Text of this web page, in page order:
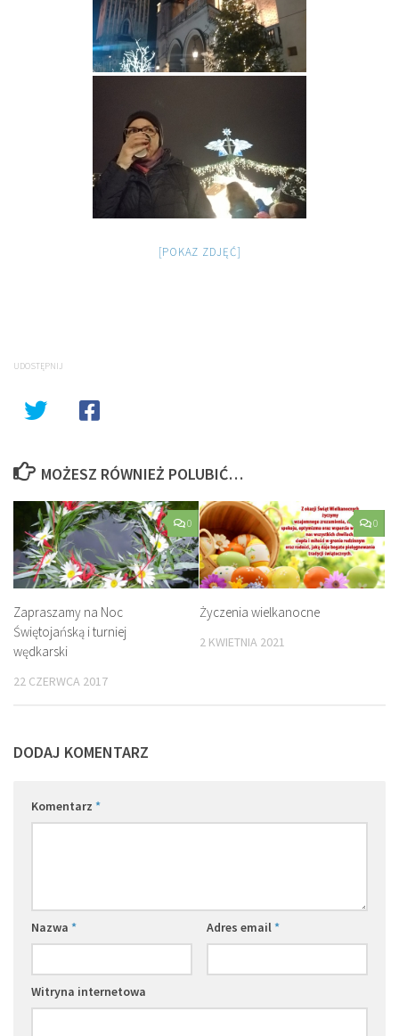
[POKAZ ZDJĘĆ]
UDOSTĘPNIJ
MOŻESZ RÓWNIEŻ POLUBIĆ…
0
Zapraszamy na Noc
Świętojańską i turniej
wędkarski
22 CZERWCA 2017
0
Życzenia wielkanocne
2 KWIETNIA 2021
DODAJ KOMENTARZ
Komentarz *
Nazwa * Adres email*
Witryna internetowa